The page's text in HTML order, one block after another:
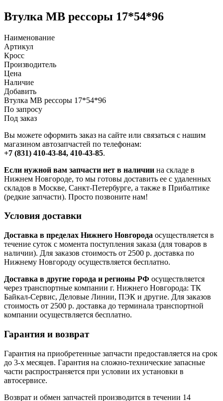
Втулка MB рессоры 17*54*96
Наименование
Артикул
Кросс
Производитель
Цена
Наличие
Добавить
Втулка MB рессоры 17*54*96
По запросу
Под заказ
Вы можете оформить заказ на сайте или связаться с нашим
магазином автозапчастей по телефонам:
+7 (831) 410-43-84, 410-43-85.
Если нужной вам запчасти нет в наличии на складе в
Нижнем Новгороде, то мы готовы доставить ее с удаленных
складов в Москве, Санкт-Петербурге, а также в Прибалтике
(редкие запчасти). Просто позвоните нам!
Условия доставки
Доставка в пределах Нижнего Новгорода осуществляется в
течение суток с момента поступления заказа (для товаров в
наличии). Для заказов стоимость от 2500 р. доставка по
Нижнему Новгороду осуществляется бесплатно.
Доставка в другие города и регионы РФ осуществляется
через транспортные компании г. Нижнего Новгорода: ТК
Байкал-Сервис, Деловые Линии, ПЭК и другие. Для заказов
стоимость от 2500 р. доставка до терминала транспортной
компании осуществляется бесплатно.
Гарантия и возврат
Гарантия на приобретенные запчасти предоставляется на срок
до 3-х месяцев. Гарантия на сложно-технические запасные
части распространяется при условии их установки в
автосервисе.
Возврат и обмен запчастей производится в течении 14